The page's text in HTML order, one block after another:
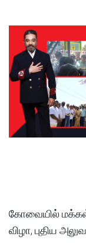
கோவையில்
விழா, புதிய